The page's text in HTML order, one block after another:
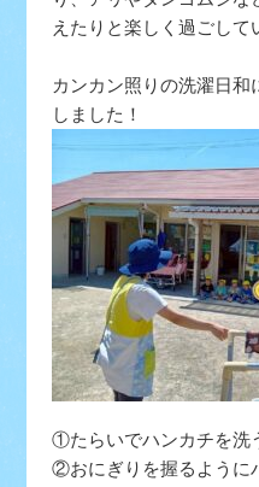
えたりと楽しく過ごし
カンカン照りの洗濯日和
しました！
①たらいでハンカチを洗
②おにぎりを握るように